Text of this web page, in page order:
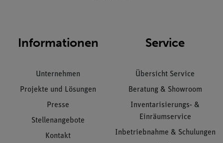
Informationen
Unternehmen
Projekte und Lösungen
Presse
Stellenangebote
Kontakt
Service
Übersicht Service
Beratung & Showroom
Inventarisierungs- &
Einräumservice
Inbetriebnahme & Schulungen